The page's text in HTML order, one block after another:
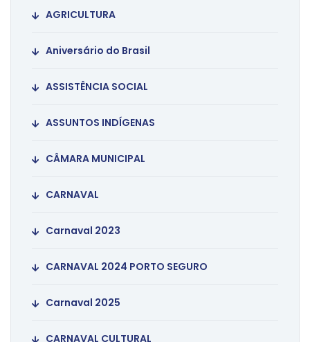
AGRICULTURA
Aniversário do Brasil
ASSISTÊNCIA SOCIAL
ASSUNTOS INDÍGENAS
CÂMARA MUNICIPAL
CARNAVAL
Carnaval 2023
CARNAVAL 2024 PORTO SEGURO
Carnaval 2025
CARNAVAL CULTURAL